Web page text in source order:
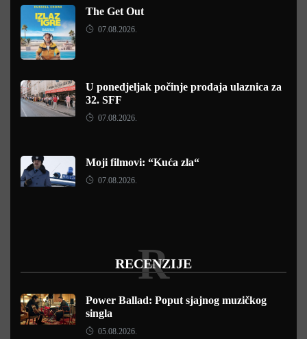
The Get Out
07.08.2026.
U ponedjeljak počinje prodaja ulaznica za
32. SFF
07.08.2026.
Moji filmovi: “Kuća zla“
07.08.2026.
RECENZIJE
R
Power Ballad: Poput sjajnog muzičkog
singla
05.08.2026.